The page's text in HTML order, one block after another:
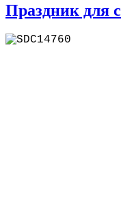
Праздник для